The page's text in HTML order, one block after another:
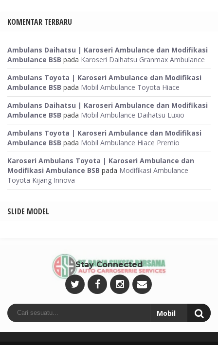
KOMENTAR TERBARU
Ambulans Daihatsu | Karoseri Ambulance dan Modifikasi
Ambulance BSB pada Karoseri Daihatsu Granmax Ambulance
Ambulans Toyota | Karoseri Ambulance dan Modifikasi
Ambulance BSB pada Mobil Ambulance Toyota Hiace
Ambulans Daihatsu | Karoseri Ambulance dan Modifikasi
Ambulance BSB pada Mobil Ambulance Daihatsu Luxio
Ambulans Toyota | Karoseri Ambulance dan Modifikasi
Ambulance BSB pada Mobil Ambulance Hiace Premio
Karoseri Ambulans Toyota | Karoseri Ambulance dan
Modifikasi Ambulance BSB pada Modifikasi Ambulance
Toyota Kijang Innova
SLIDE MODEL
Stay Connected